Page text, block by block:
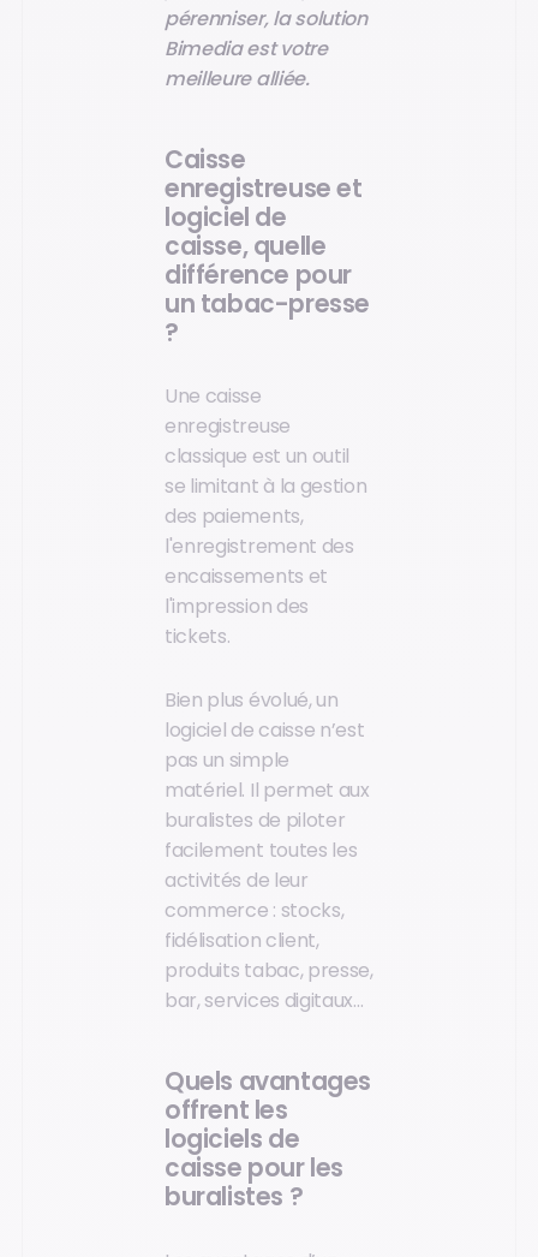
pérenniser, la solution
Bimedia est votre
meilleure alliée.
Caisse
enregistreuse et
logiciel de
caisse, quelle
différence pour
un tabac-presse
?
Une caisse
enregistreuse
classique est un outil
se limitant à la gestion
des paiements,
l'enregistrement des
encaissements et
l'impression des
tickets.
Bien plus évolué, un
logiciel de caisse n’est
pas un simple
matériel. Il permet aux
buralistes de piloter
facilement toutes les
activités de leur
commerce : stocks,
fidélisation client,
produits tabac, presse,
bar, services digitaux…
Quels avantages
offrent les
logiciels de
caisse pour les
buralistes ?